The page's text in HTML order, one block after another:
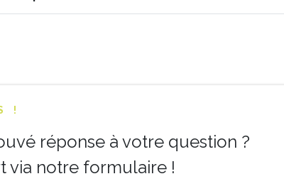
!
réponse à votre question ?
via notre formulaire !